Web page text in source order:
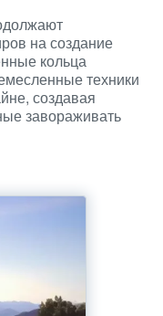
на создание
кольца
техники
создавая
завораживать